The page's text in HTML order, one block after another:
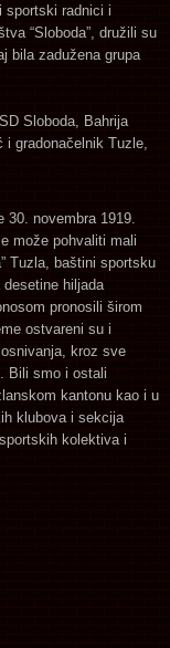
sportski radnici i
“Sloboda”, družili su
bila zadužena grupa
Sloboda, Bahrija
gradonačelnik Tuzle,
30. novembra 1919.
može pohvaliti mali
Tuzla, baštini sportsku
hiljada
pronosili širom
ostvareni su i
kroz sve
Bili smo i ostali
kantonu kao i u
klubova i sekcija
kolektiva i